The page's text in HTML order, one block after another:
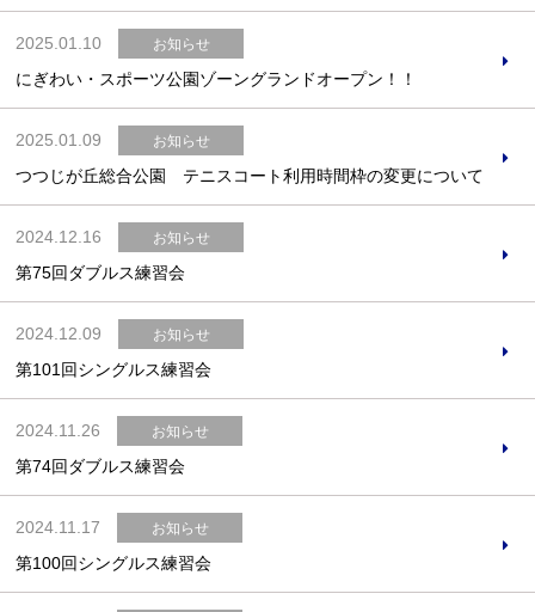
2025.01.10 お知らせ
にぎわい・スポーツ公園ゾーングランドオープン！！
2025.01.09 お知らせ
つつじが丘総合公園 テニスコート利用時間枠の変更について
2024.12.16 お知らせ
第75回ダブルス練習会
2024.12.09 お知らせ
第101回シングルス練習会
2024.11.26 お知らせ
第74回ダブルス練習会
2024.11.17 お知らせ
第100回シングルス練習会